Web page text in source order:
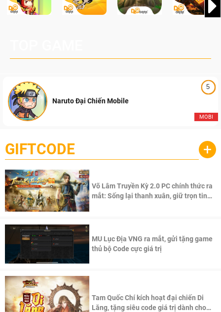
5
MOBI
Naruto Đại Chiến Mobile
GIFTCODE +
Võ Lâm Truyền Kỳ 2.0 PC chính thức ra
mắt: Sống lại thanh xuân, giữ trọn tinh
MU Lục Địa VNG ra mắt, gửi tặng game
thủ bộ Code cực giá trị
Tam Quốc Chí kích hoạt đại chiến Di
Lăng, tặng siêu code giá trị dành cho